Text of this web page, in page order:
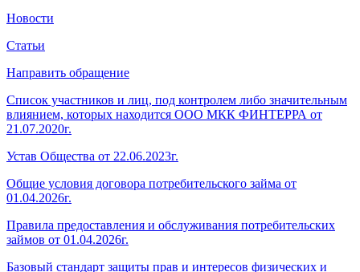
Новости
Статьи
Направить обращение
Список участников и лиц, под контролем либо значительным
влиянием, которых находится ООО МКК ФИНТЕРРА от
21.07.2020г.
Устав Общества от 22.06.2023г.
Общие условия договора потребительского займа от
01.04.2026г.
Правила предоставления и обслуживания потребительских
займов от 01.04.2026г.
Базовый стандарт защиты прав и интересов физических и